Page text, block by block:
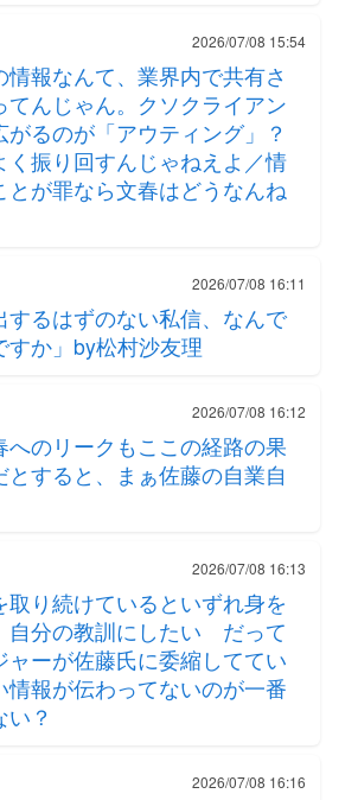
2026/07/08 15:54
情報なんて、業界内で共有さ
てんじゃん。クソクライアン
がるのが「アウティング」？
く振り回すんじゃねえよ／情
とが罪なら文春はどうなんね
2026/07/08 16:11
するはずのない私信、なんで
すか」by松村沙友理
2026/07/08 16:12
へのリークもここの経路の果
とすると、まぁ佐藤の自業自
2026/07/08 16:13
取り続けているといずれ身を
分の教訓にしたい だって
ャーが佐藤氏に委縮しててい
情報が伝わってないのが一番
？
2026/07/08 16:16